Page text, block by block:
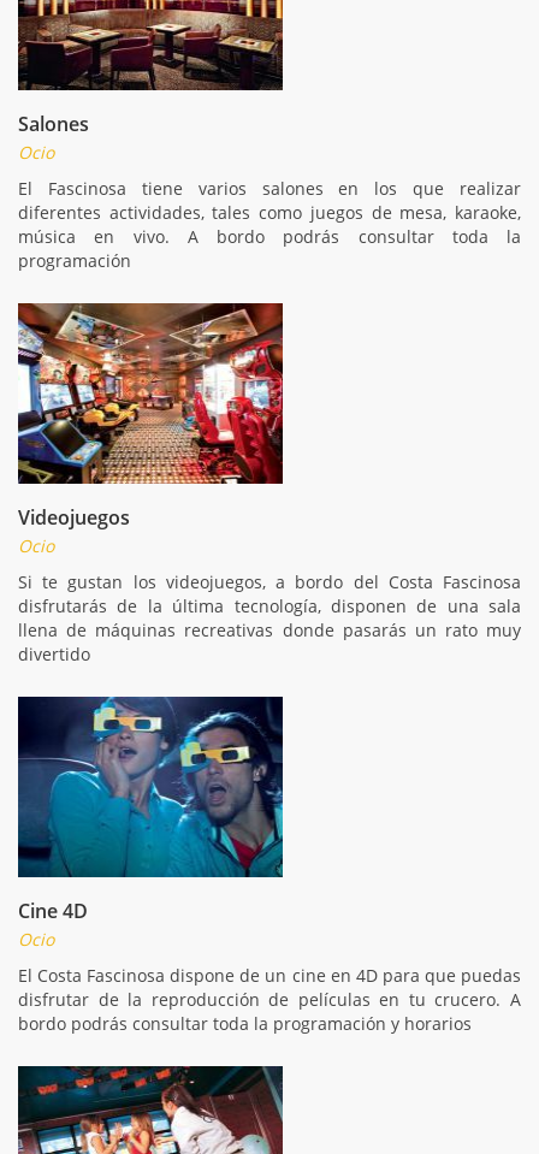
Salones
Ocio
El Fascinosa tiene varios salones en los que realizar
diferentes actividades, tales como juegos de mesa, karaoke,
música en vivo. A bordo podrás consultar toda la
programación
Videojuegos
Ocio
Si te gustan los videojuegos, a bordo del Costa Fascinosa
disfrutarás de la última tecnología, disponen de una sala
llena de máquinas recreativas donde pasarás un rato muy
divertido
Cine 4D
Ocio
El Costa Fascinosa dispone de un cine en 4D para que puedas
disfrutar de la reproducción de películas en tu crucero. A
bordo podrás consultar toda la programación y horarios